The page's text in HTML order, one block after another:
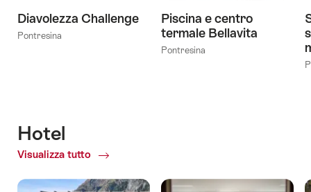
Diavolezza Challenge
Pontresina
Piscina e centro
termale Bellavita
Pontresina
Hotel
Visualizza tutto
of